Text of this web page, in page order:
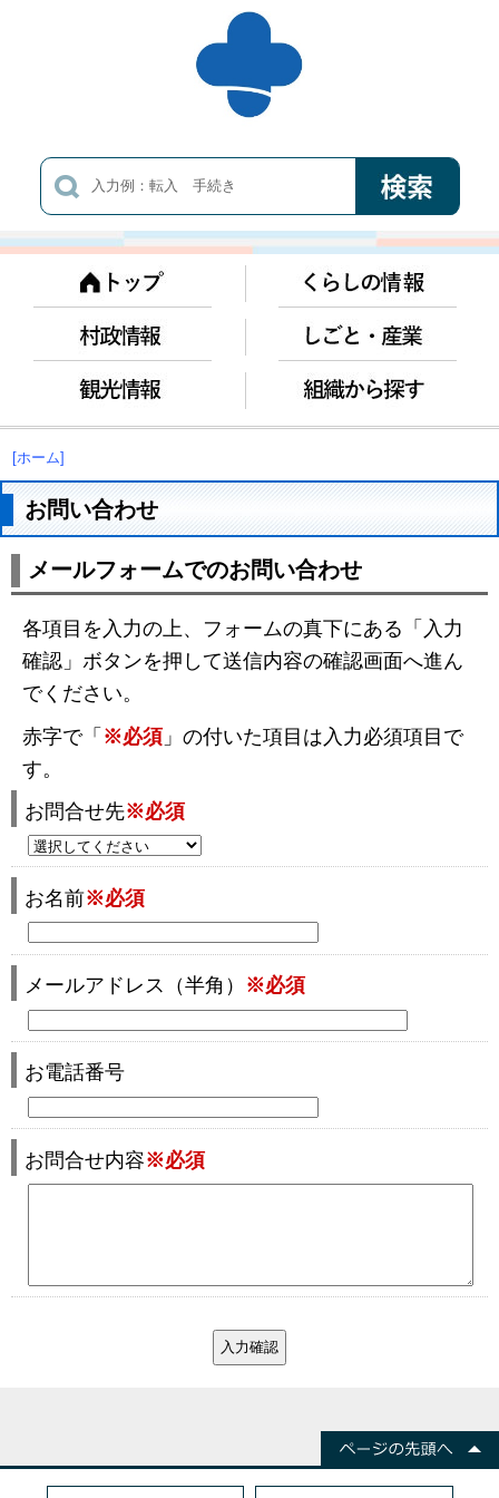
[ホーム]
お問い合わせ
メールフォームでのお問い合わせ
各項目を入力の上、フォームの真下にある「入力
確認」ボタンを押して送信内容の確認画面へ進ん
でください。
赤字で「 ※必須 」の付いた項目は入力必須項目で
す。
お問合せ先※必須
お名前※必須
メールアドレス（半角） ※必須
お電話番号
お問合せ内容※必須